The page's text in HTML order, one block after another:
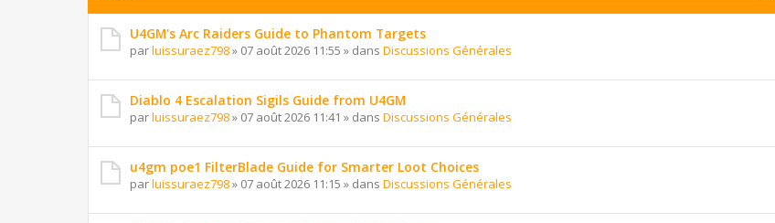
U4GM's Arc Raiders Guide to Phantom Targets
parluissuraez798» 07 août 2026 11:55 » dans Discussions Générales
Diablo 4 Escalation Sigils Guide from U4GM
parluissuraez798» 07 août 2026 11:41 » dans Discussions Générales
u4gm poe1 FilterBlade Guide for Smarter Loot Choices
parluissuraez798» 07 août 2026 11:15 » dans Discussions Générales